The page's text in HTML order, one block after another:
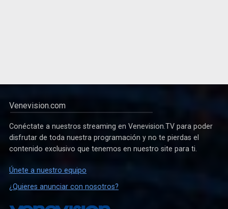
Venevision.com
Conéctate a nuestros streaming en Venevision.TV para poder
disfrutar de toda nuestra programación y no te pierdas el
contenido exclusivo que tenemos en nuestro site para ti.
Únete a nuestro equipo
¿Quieres anunciar con nosotros?